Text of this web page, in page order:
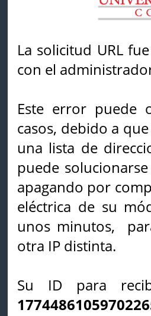
La solicitud URL
con el
Este error puede
casos, debido a
una lista de
puede
apagando por
eléctrica de su
unos minutos,
otra IP distinta.
Su ID para